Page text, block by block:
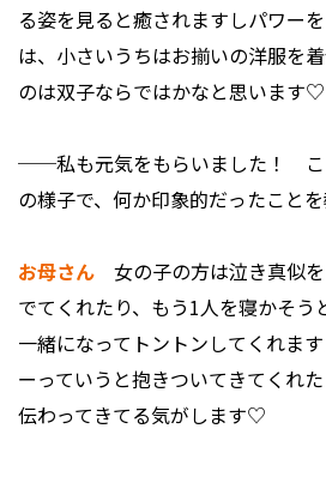
る姿を見ると癒されますしパワ
は、小さいうちはお揃いの洋服を
のは双子ならではかなと思います♡
──私も元気をもらいました！ こ
の様子で、何か印象的だったことを
お母さん 女の子の方は泣き真似
でてくれたり、もう1人を寝かそう
一緒になってトントンしてくれ
ーっていうと抱きついてきてくれ
伝わってきてる気がします♡